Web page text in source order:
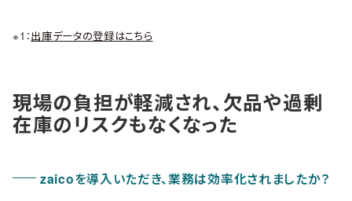
※1：出庫データの登録はこちら
現場の負担が軽減され、欠品や過剰
在庫のリスクもなくなった
zaicoを導入いただき、業務は効率化されましたか？